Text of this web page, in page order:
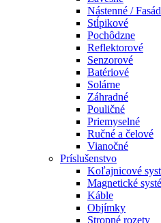
Nástenné /
Stĺpikové
Pochôdzne
Reflektorové
Senzorové
Batériové
Solárne
Záhradné
Pouličné
Priemyselné
Ručné a čelové
Vianočné
Príslušenstvo
Koľajnicové
Magnetické
Káble
Objímky
Stropné rozety